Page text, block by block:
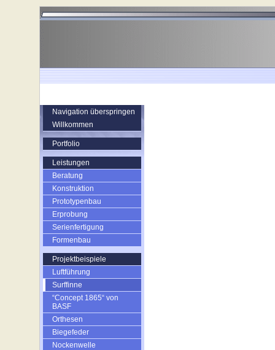
Navigation überspringen
Willkommen
Portfolio
Leistungen
Beratung
Konstruktion
Prototypenbau
Erprobung
Serienfertigung
Formenbau
Projektbeispiele
Luftführung
Surffinne
“Concept 1865“ von
BASF
Orthesen
Biegefeder
Nockenwelle